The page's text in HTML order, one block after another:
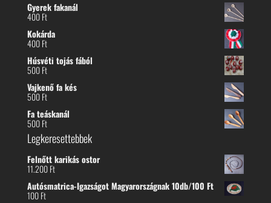
Gyerek fakanál
400Ft
Kokárda
400Ft
Húsvéti tojás fából
500Ft
Vajkenő fa kés
500Ft
Fa teáskanál
500Ft
Legkeresettebbek
Felnőtt karikás ostor
11.200Ft
Autósmatrica-Igazságot Magyarországnak 10db/100 Ft
100Ft